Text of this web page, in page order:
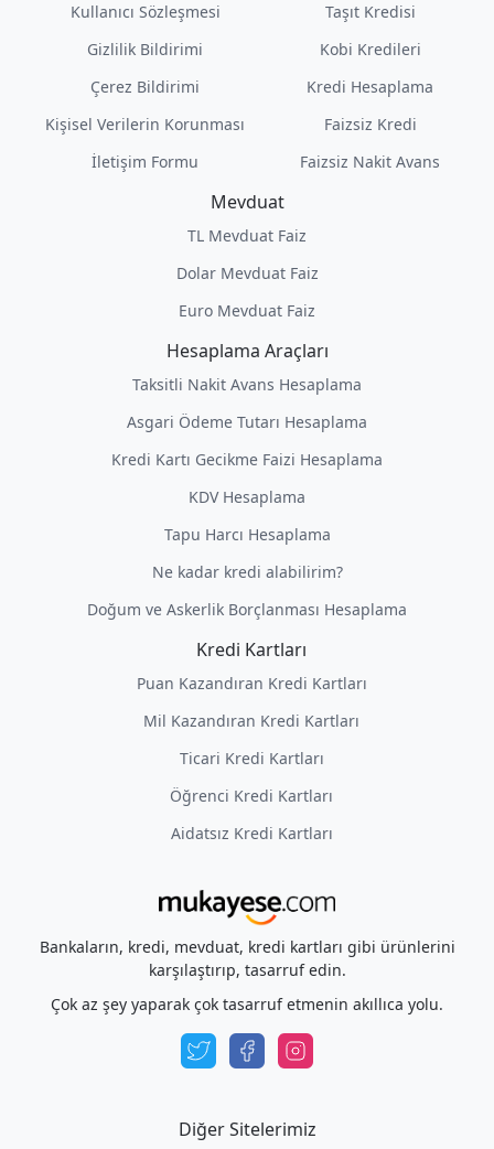
Kullanıcı Sözleşmesi
Gizlilik Bildirimi
Çerez Bildirimi
Kişisel Verilerin Korunması
İletişim Formu
Taşıt Kredisi
Kobi Kredileri
Kredi Hesaplama
Faizsiz Kredi
Faizsiz Nakit Avans
Mevduat
TL Mevduat Faiz
Dolar Mevduat Faiz
Euro Mevduat Faiz
Hesaplama Araçları
Taksitli Nakit Avans Hesaplama
Asgari Ödeme Tutarı Hesaplama
Kredi Kartı Gecikme Faizi Hesaplama
KDV Hesaplama
Tapu Harcı Hesaplama
Ne kadar kredi alabilirim?
Doğum ve Askerlik Borçlanması Hesaplama
Kredi Kartları
Puan Kazandıran Kredi Kartları
Mil Kazandıran Kredi Kartları
Ticari Kredi Kartları
Öğrenci Kredi Kartları
Aidatsız Kredi Kartları
Bankaların, kredi, mevduat, kredi kartları gibi ürünlerini
karşılaştırıp, tasarruf edin.
Çok az şey yaparak çok tasarruf etmenin akıllıca yolu.
Diğer Sitelerimiz